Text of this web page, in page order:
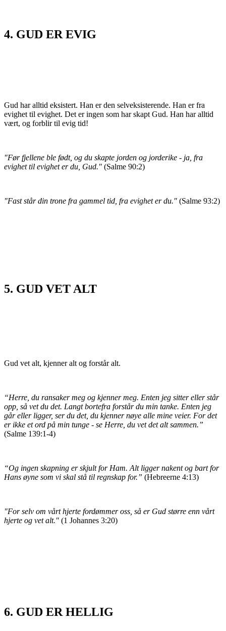
4. GUD ER EVIG
Gud har alltid eksistert. Han er den selveksisterende. Han er fra
evighet til evighet. Det er ingen som har skapt Gud. Han har alltid
vært, og forblir til evig tid!
"Før fjellene ble født, og du skapte jorden og jorderike - ja, fra
evighet til evighet er du, Gud." (Salme 90:2)
"Fast står din trone fra gammel tid, fra evighet er du." (Salme 93:2)
5. GUD VET ALT
Gud vet alt, kjenner alt og forstår alt.
“Herre, du ransaker meg og kjenner meg. Enten jeg sitter eller står
opp, så vet du det. Langt bortefra forstår du min tanke. Enten jeg
går eller ligger, ser du det, du kjenner nøye alle mine veier. For det
er ikke et ord på min tunge - se Herre, du vet det alt sammen.”
(Salme 139:1-4)
“Og ingen skapning er skjult for Ham. Alt ligger nakent og bart for
Hans øyne som vi skal stå til regnskap for.” (Hebreerne 4:13)
"For selv om vårt hjerte fordømmer oss, så er Gud større enn vårt
hjerte og vet alt." (1 Johannes 3:20)
6. GUD ER HELLIG